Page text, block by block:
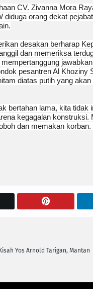
CV. Zivanna Mora
diduga orang dekat
desakan berharap
dan memeriksa
pesantren Al
diatas putih yang
bertahan lama, kita
kegagalan
dan memakan
Yos Arnold Tarigan, Mantan